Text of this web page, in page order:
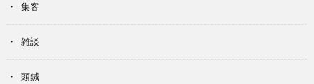
集客
雑談
頭鍼